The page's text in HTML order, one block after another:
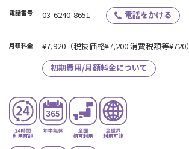
電話番号 03-6240-8651 電話をかける
月額料金 ¥7,920 （税抜価格¥7,200 消費税額等¥720）
初期費用/月額料金について